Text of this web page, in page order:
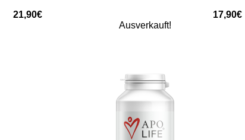
21,90€
17,90€
Ausverkauft!